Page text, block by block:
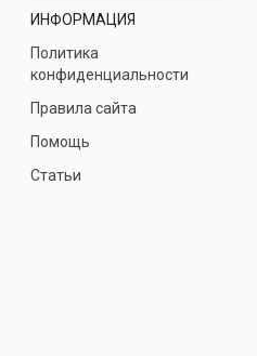
ИНФОРМАЦИЯ
Политика
конфиденциальности
Правила сайта
Помощь
Статьи